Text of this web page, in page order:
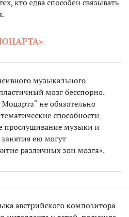
кто едва способен связывать
музыкального
мозг бесспорно.
не обязательно
способности
прослушивание музыки и
ею могут
различных зон мозга».
австрийского композитора